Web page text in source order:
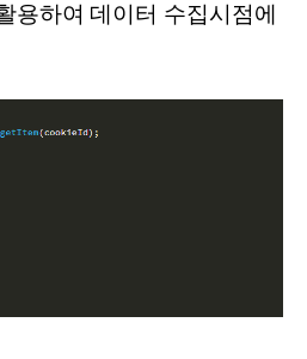
용하여 데이터 수집시점에